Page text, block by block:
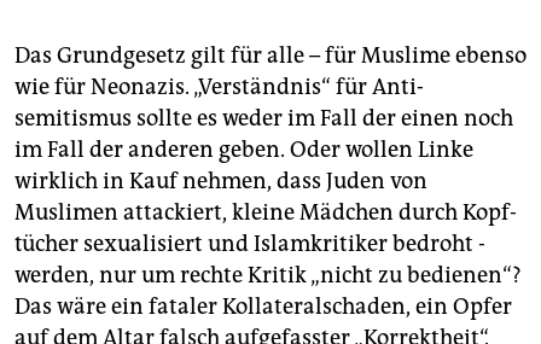
Das Grundgesetz gilt für alle – für Muslime ebenso
wie für Neonazis. „Verständnis“ für Anti­
semitismus sollte es weder im Fall der einen noch
im Fall der anderen geben. Oder wollen Linke
wirklich in Kauf nehmen, dass Juden von
Muslimen attackiert, kleine Mädchen durch Kopf­
tücher ­sexualisiert und Islamkritiker bedroht ­
werden, nur um rechte Kritik „nicht zu bedienen“?
Das wäre ein fataler Kollateralschaden, ein Opfer
auf dem Altar falsch aufgefasster „Korrektheit“.